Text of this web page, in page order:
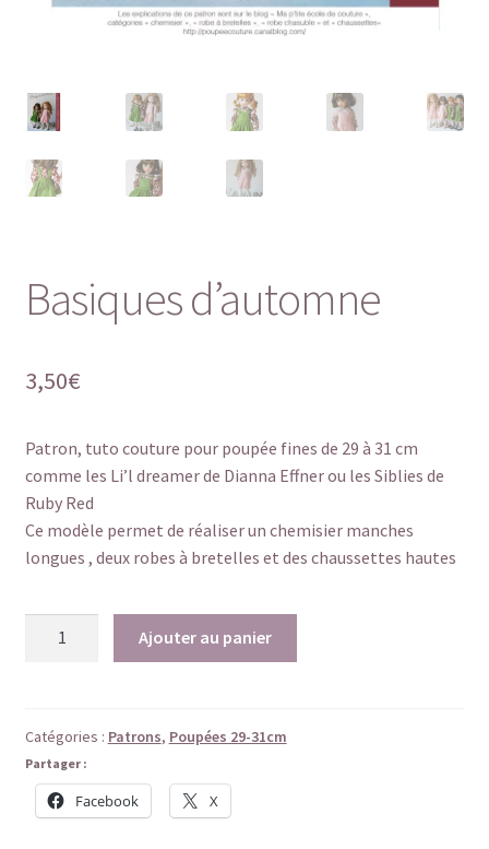
Basiques d’automne
3,50€
Patron, tuto couture pour poupée fines de 29 à 31 cm
comme les Li’l dreamer de Dianna Effner ou les Siblies de
Ruby Red
Ce modèle permet de réaliser un chemisier manches
longues , deux robes à bretelles et des chaussettes hautes
Ajouter au panier
Catégories : Patrons, Poupées 29-31cm
Partager :
Facebook X